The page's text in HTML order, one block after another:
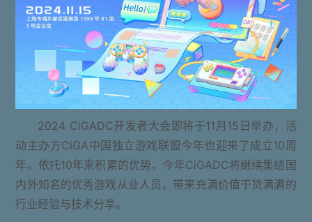
2024 CiGADC开发者大会即将于11月15日举办，活
动主办方CiGA中国独立游戏联盟今年也迎来了成立10周
年。依托10年来积累的优势，今年CiGADC将继续集结国
内外知名的优秀游戏从业人员，带来充满价值干货满满的
行业经验与技术分享。